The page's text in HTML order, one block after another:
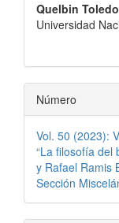
Quelbin
Universidad
Número
Vol. 50 (2023):
“La filosofía del
y Rafael Ramis
Sección